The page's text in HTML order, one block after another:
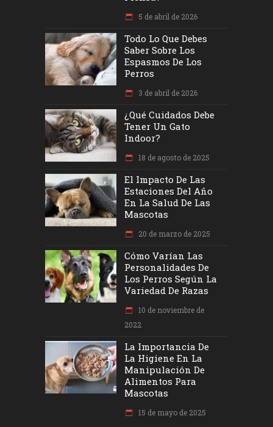
5 de abril de 2026
Todo Lo Que Debes
Saber Sobre Los
Espasmos De Los
Perros
3 de abril de 2026
¿Qué Cuidados Debe
Tener Un Gato
Indoor?
18 de agosto de 2025
El Impacto De Las
Estaciones Del Año
En La Salud De Las
Mascotas
20 de marzo de 2025
Cómo Varían Las
Personalidades De
Los Perros Según La
Variedad De Razas
10 de noviembre de
2022
La Importancia De
La Higiene En La
Manipulación De
Alimentos Para
Mascotas
15 de mayo de 2025